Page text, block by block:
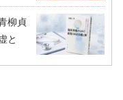
柳貞
と